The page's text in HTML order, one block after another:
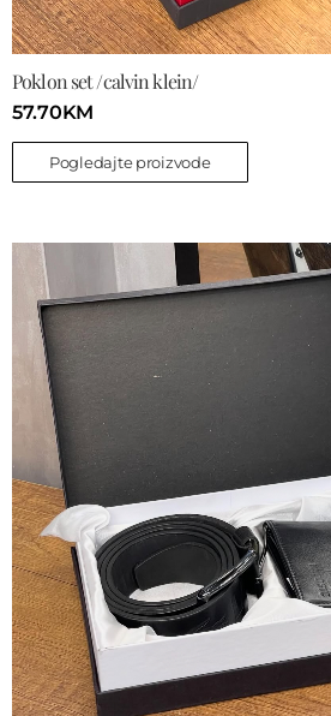
Poklon set /calvin klein/
57.70KM
Pogledajte proizvode